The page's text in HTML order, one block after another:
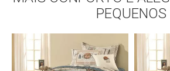
PEQUENOS